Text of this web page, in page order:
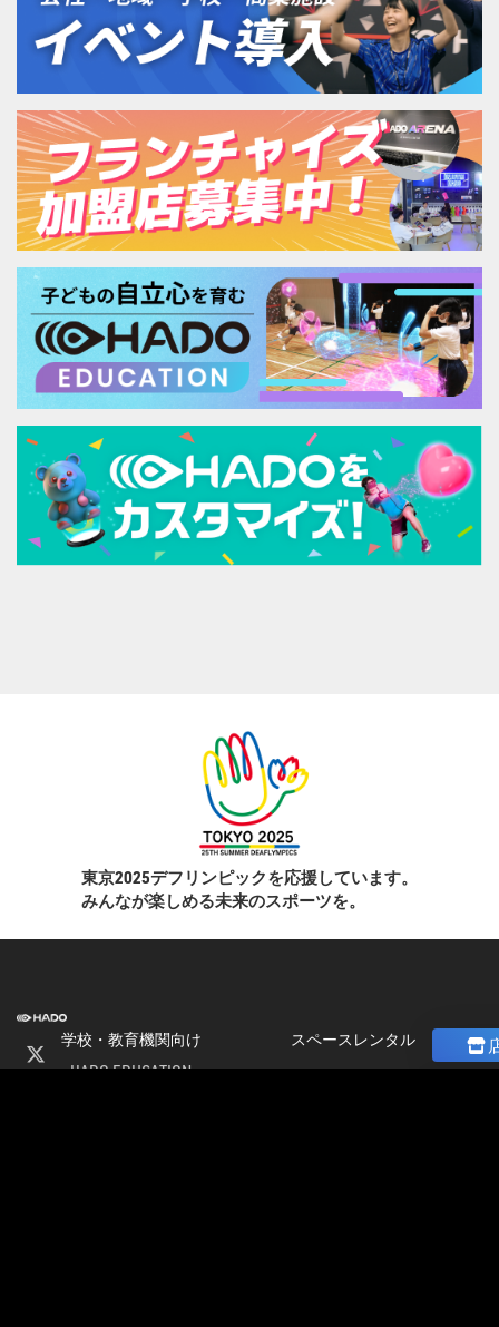
東京2025デフリンピックを応援しています。
みんなが楽しめる未来のスポーツを。
学校・教育機関向け
HADO EDUCATION
スペースレンタル